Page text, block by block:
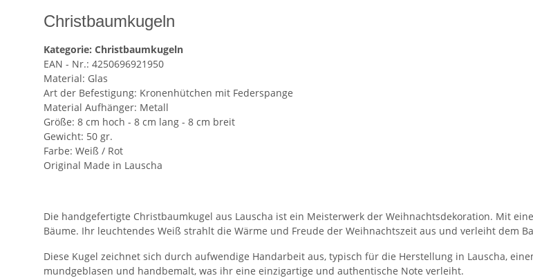
Christbaumkugeln
Kategorie: Christbaumkugeln
EAN - Nr.: 4250696921950
Material: Glas
Art der Befestigung: Kronenhütchen mit Federspange
Material Aufhänger: Metall
Größe: 8 cm hoch - 8 cm lang - 8 cm breit
Gewicht: 50 gr.
Farbe: Weiß / Rot
Original Made in Lauscha
Die handgefertigte Christbaumkugel aus Lauscha ist ein Meisterwerk der Weihnachtsdekoration. Mit
Bäume. Ihr leuchtendes Weiß strahlt die Wärme und Freude der Weihnachtszeit aus und verleiht dem
Diese Kugel zeichnet sich durch aufwendige Handarbeit aus, typisch für die Herstellung in Lauscha,
mundgeblasen und handbemalt, was ihr eine einzigartige und authentische Note verleiht.